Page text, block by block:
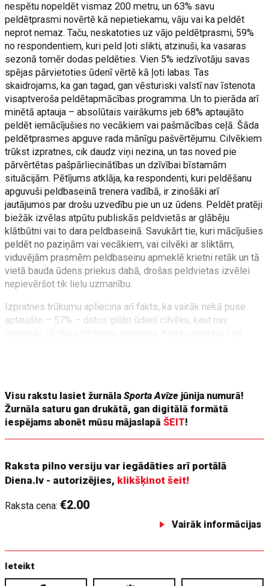
nespētu nopeldēt vismaz 200 metru, un 63% savu
peldētprasmi novērtē kā nepietiekamu, vāju vai ka peldēt
neprot nemaz. Taču, neskatoties uz vājo peldētprasmi, 59%
no respondentiem, kuri peld ļoti slikti, atzinuši, ka vasaras
sezonā tomēr dodas peldēties. Vien 5% iedzīvotāju savas
spējas pārvietoties ūdenī vērtē kā ļoti labas. Tas
skaidrojams, ka gan tagad, gan vēsturiski valstī nav īstenota
visaptveroša peldētapmācības programma. Un to pierāda arī
minētā aptauja – absolūtais vairākums jeb 68% aptaujāto
peldēt iemācījušies no vecākiem vai pašmācības ceļā. Šāda
peldētprasmes apguve rada mānīgu pašvērtējumu. Cilvēkiem
trūkst izpratnes, cik daudz viņi nezina, un tas noved pie
pārvērtētas pašpārliecinātības un dzīvībai bīstamām
situācijām. Pētījums atklāja, ka respondenti, kuri peldēšanu
apguvuši peldbaseinā trenera vadībā, ir zinošāki arī
jautājumos par drošu uzvedību pie un uz ūdens. Peldēt pratēji
biežāk izvēlas atpūtu publiskās peldvietās ar glābēju
klātbūtni vai to dara peldbaseinā. Savukārt tie, kuri mācījušies
peldēt no paziņām vai vecākiem, vai cilvēki ar sliktām,
viduvējām prasmēm peldbaseinu apmeklē krietni retāk un tā
vietā bauda ūdens priekus dabā, drošas peldvietas izvēlei
nepievēršot tik lielu uzmanību.
Izpratnes trūkumu apliecina arī fakts, ka vairāk nekā puse
aptaujāto – 57% – dotos glābt ūdenī cilvēku, kaut nav
Visu rakstu lasiet žurnālaSporta Avīze jūnija numurā!
Žurnāla saturu gan drukātā, gan digitālā formātā
iespējams abonēt mūsu mājaslapāŠEIT!
Raksta pilno versiju var iegādāties arī portālā
Diena.lv - autorizējies, klikšķinot šeit!
Raksta cena:€2.00
Vairāk informācijas
Ieteikt